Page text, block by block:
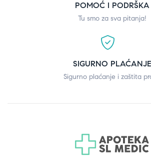
POMOĆ I PODRŠKA
Tu smo za sva pitanja!
SIGURNO PLAĆANJE
Sigurno plaćanje i zaštita